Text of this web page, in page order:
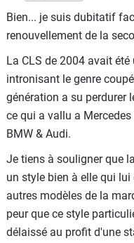
Moto
Marques
Bien... je suis dubitatif
renouvellement de la
La CLS de 2004 avait
intronisant le genre
génération a su perdurer
ce qui a vallu a
BMW & Audi.
Je tiens à souligner que
un style bien à elle qui
autres modèles de la
peur que ce style
délaissé au profit d'une